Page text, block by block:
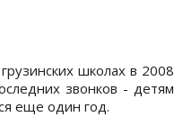
школах в 2008
звонков - детям
еще один год.